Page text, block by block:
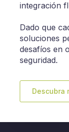
integración
Dado que
soluciones
desafíos en
seguridad.
Descubra